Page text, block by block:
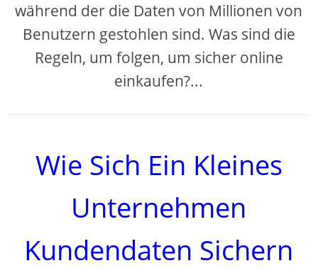
während der die Daten von Millionen von
Benutzern gestohlen sind. Was sind die
Regeln, um folgen, um sicher online
einkaufen?...
Wie Sich Ein Kleines
Unternehmen
Kundendaten Sichern